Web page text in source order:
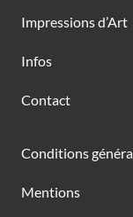
Impressions d’Art
Infos
Contact
Conditions
Mentions